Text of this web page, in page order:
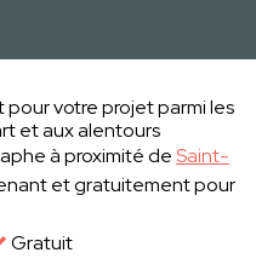
votre projet parmi les
et aux alentours
à proximité deSaint-
et gratuitement pour
Gratuit